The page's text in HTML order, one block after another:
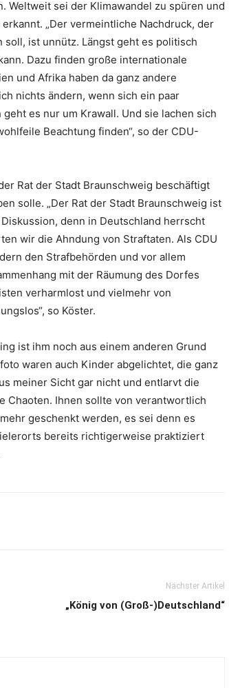
Weltweit sei der Klimawandel zu spüren und
„Der vermeintliche Nachdruck, der
ist unnütz. Längst geht es politisch
Dazu finden große internationale
und Afrika haben da ganz andere
nichts ändern, wenn sich ein paar
es nur um Krawall. Und sie lachen sich
Beachtung finden“, so der CDU-
Rat der Stadt Braunschweig beschäftigt
solle. „Der Rat der Stadt Braunschweig ist
denn in Deutschland herrscht
wir die Ahndung von Straftaten. Als CDU
den Strafbehörden und vor allem
mit der Räumung des Dorfes
verharmlost und vielmehr von
so Köster.
ist ihm noch aus einem anderen Grund
waren auch Kinder abgelichtet, die ganz
meiner Sicht gar nicht und entlarvt die
Chaoten. Ihnen sollte von verantwortlich
geschenkt werden, es sei denn es
bereits richtigerweise praktiziert
Nächster Artikel
„König von (Groß-)Deutschland“